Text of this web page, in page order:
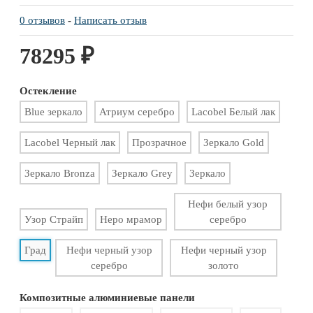
0 отзывов - Написать отзыв
78295 ₽
Остекление
Blue зеркало
Атриум серебро Lacobel Белый лак
Lacobel Черный лак Прозрачное Зеркало Gold
Зеркало Bronza Зеркало Grey Зеркало
Узор Страйп Неро мрамор
Нефи белый узор
серебро
Нефи черный узор
серебро
Нефи черный узор
золото
Град
Композитные алюминиевые панели